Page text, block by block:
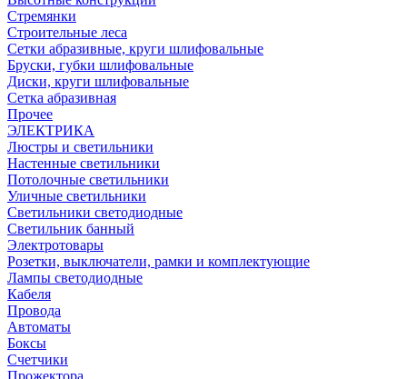
Стремянки
Строительные леса
Сетки абразивные, круги шлифовальные
Бруски, губки шлифовальные
Диски, круги шлифовальные
Сетка абразивная
Прочее
ЭЛЕКТРИКА
Люстры и светильники
Настенные светильники
Потолочные светильники
Уличные светильники
Светильники светодиодные
Светильник банный
Электротовары
Розетки, выключатели, рамки и комплектующие
Лампы светодиодные
Кабеля
Провода
Автоматы
Боксы
Счетчики
Прожектора